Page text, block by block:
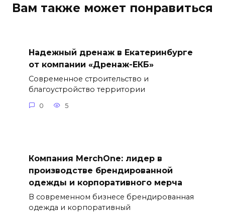
Вам также может понравиться
Надежный дренаж в Екатеринбурге
от компании «Дренаж-ЕКБ»
Современное строительство и
благоустройство территории
0 5
Компания MerchOne: лидер в
производстве брендированной
одежды и корпоративного мерча
В современном бизнесе брендированная
одежда и корпоративный